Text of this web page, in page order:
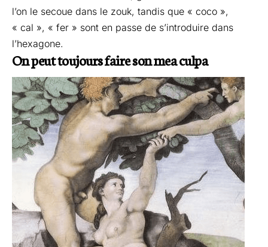
l’on le secoue dans le zouk, tandis que « coco »,
« cal », « fer » sont en passe de s’introduire dans
l’hexagone.
On peut toujours faire son mea culpa